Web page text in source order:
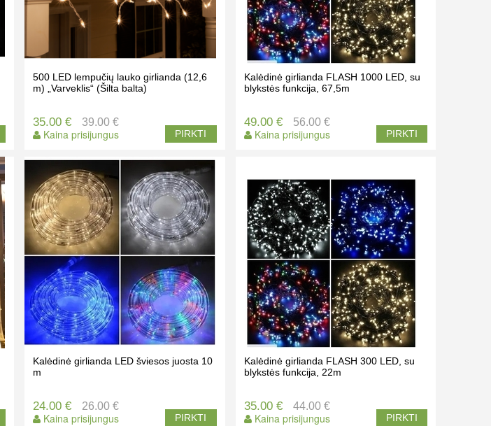
500 LED lempučių lauko girlianda (12,6
m) „Varveklis“ (Šilta balta)
35.00 €
Kaina prisijungus
39.00 €
PIRKTI
Kalėdinė girlianda FLASH 1000 LED, su
blykstės funkcija, 67,5m
49.00 €
Kaina prisijungus
56.00 €
PIRKTI
Kalėdinė girlianda LED šviesos juosta 10
m
24.00 €
Kaina prisijungus
26.00 €
PIRKTI
Kalėdinė girlianda FLASH 300 LED, su
blykstės funkcija, 22m
35.00 €
Kaina prisijungus
44.00 €
PIRKTI